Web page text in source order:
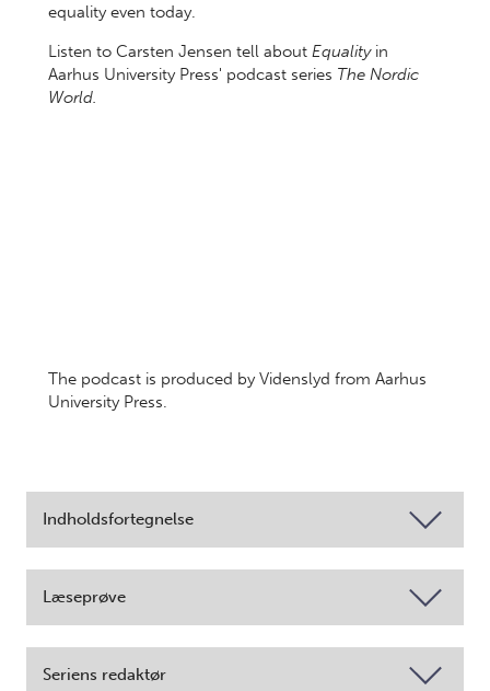
equality even today.
Listen to Carsten Jensen tell about Equalityin
Aarhus University Press' podcast series The Nordic
World.
The podcast is produced by Videnslyd from Aarhus
University Press.
Indholdsfortegnelse
Læseprøve
Seriens redaktør